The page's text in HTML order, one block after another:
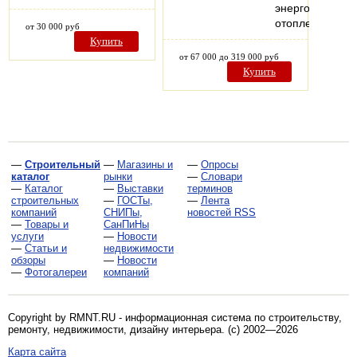
от 30 000 руб
Купить
отопления…
от 67 000 до 319 000 руб
Купить
— Строительный
каталог
— Каталог
строительных
компаний
— Товары и
услуги
— Статьи и
обзоры
— Фотогалереи
— Магазины и
рынки
— Выставки
— ГОСТы,
СНИПы,
СанПиНы
— Новости
недвижимости
— Новости
компаний
— Опросы
— Словари
терминов
— Лента
новостей RSS
Copyright by RMNT.RU - информационная система по строительству,
ремонту, недвижимости, дизайну интерьера. (c) 2002—2026
Карта сайта